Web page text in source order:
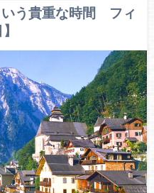
う貴重な時間 フィ